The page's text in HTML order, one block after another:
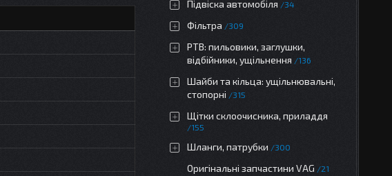
Підвіска автомобіля 34
Фільтра 309
РТВ: пильовики, заглушки,
відбійники, ущільнення
136
Шайби та кільца: ущільнювальні,
стопорні
315
Щітки склоочисника, приладдя
155
Шланги, патрубки 300
Оригінальні запчастини VAG 21